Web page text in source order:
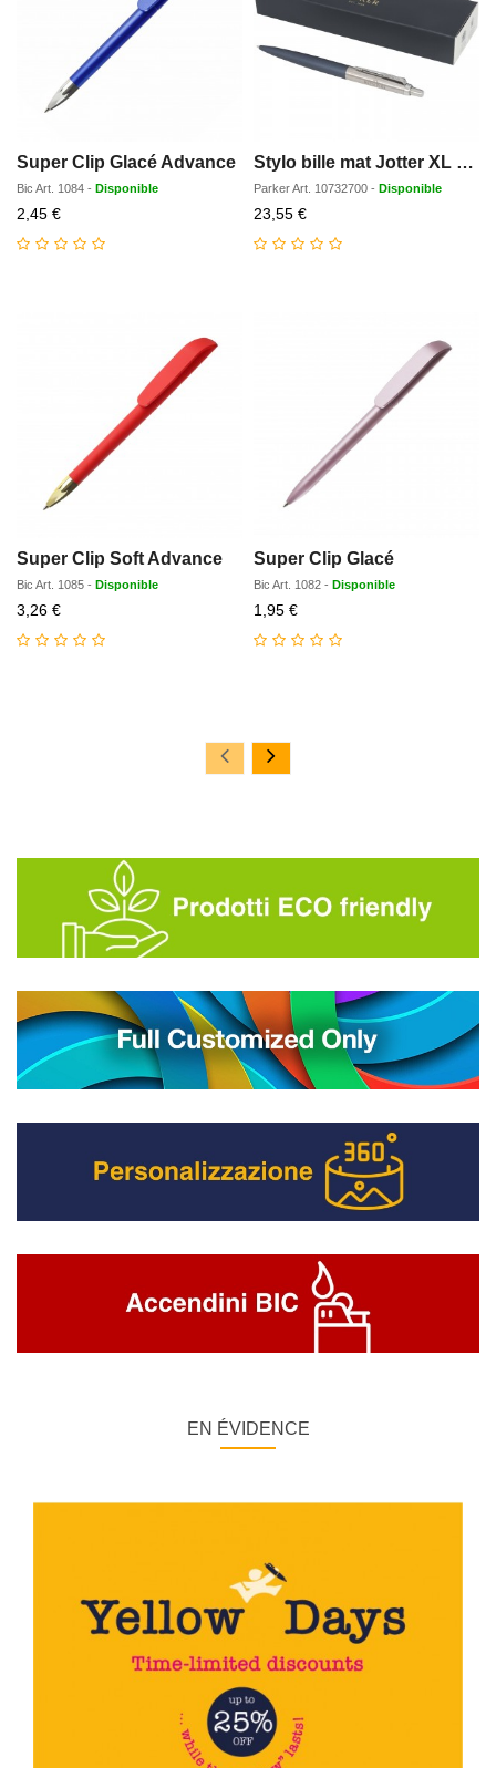
Super Clip Glacé Advance
Bic Art. 1084 - Disponible
2,45 €Prix
réduit
Super Clip Soft Advance
Bic Art. 1085 - Disponible
3,26 €Prix
réduit
Stylo bille mat Jotter XL Parker avec finitions chrome
ParkerArt. 10732700 - Disponible
23,55 €Prix
réduit
Super Clip Glacé
Bic Art. 1082 - Disponible
1,95 €Prix
réduit
EN ÉVIDENCE